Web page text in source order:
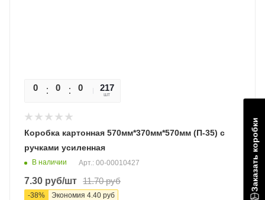
0 0 0 0
217
шт
Коробка картонная 570мм*370мм*570мм (П-35) с
ручками усиленная
В наличии Арт.: 00-00010427
7.30 руб/шт 11.70руб
-38% Экономия 4.40 руб
Заказать коробки